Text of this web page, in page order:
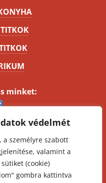
védelmét
a személyre szabott
valamint a
(cookie)
gombra kattintva
minket: